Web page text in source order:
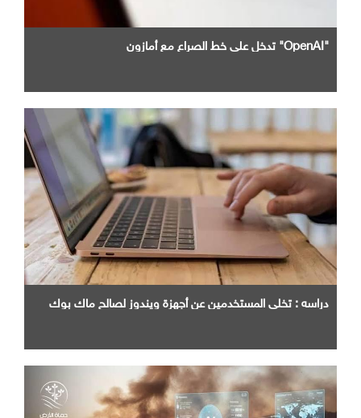
"OpenAI" تدخل علي خط الصراع مع أمازون
دراسه : تخلي المستخدمين عن أجهزة ويندوز لصالح ماك بوك